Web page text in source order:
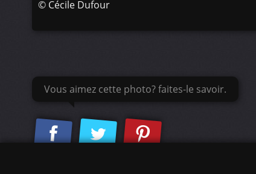
© Cécile Dufour
Vous aimez cette photo? faites-le savoir.